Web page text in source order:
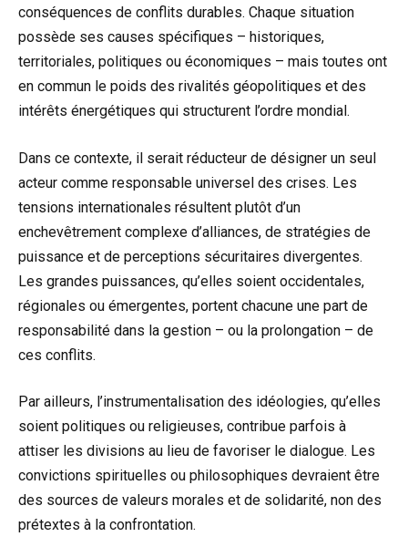
conséquences de conflits durables. Chaque situation
possède ses causes spécifiques – historiques,
territoriales, politiques ou économiques – mais toutes ont
en commun le poids des rivalités géopolitiques et des
intérêts énergétiques qui structurent l’ordre mondial.
Dans ce contexte, il serait réducteur de désigner un seul
acteur comme responsable universel des crises. Les
tensions internationales résultent plutôt d’un
enchevêtrement complexe d’alliances, de stratégies de
puissance et de perceptions sécuritaires divergentes.
Les grandes puissances, qu’elles soient occidentales,
régionales ou émergentes, portent chacune une part de
responsabilité dans la gestion – ou la prolongation – de
ces conflits.
Par ailleurs, l’instrumentalisation des idéologies, qu’elles
soient politiques ou religieuses, contribue parfois à
attiser les divisions au lieu de favoriser le dialogue. Les
convictions spirituelles ou philosophiques devraient être
des sources de valeurs morales et de solidarité, non des
prétextes à la confrontation.